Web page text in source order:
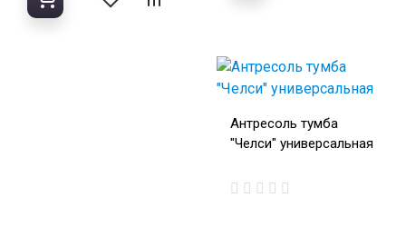
Антресоль тумба
"Челси" универсальная